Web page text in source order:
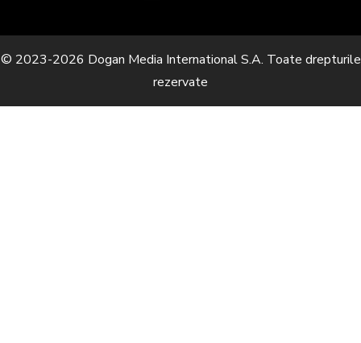
© 2023-2026 Dogan Media International S.A. Toate drepturile
rezervate